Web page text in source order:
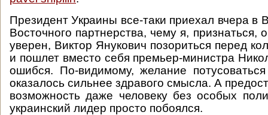
Президент Украины все-таки приехал вчера в
Восточного партнерства, чему я, признаться,
уверен, Виктор Янукович позориться перед
и пошлет вместо себя премьер-министра
ошибся. По-видимому, желание
оказалось сильнее здравого смысла. А
возможность даже человеку без особых
украинский лидер просто побоялся.